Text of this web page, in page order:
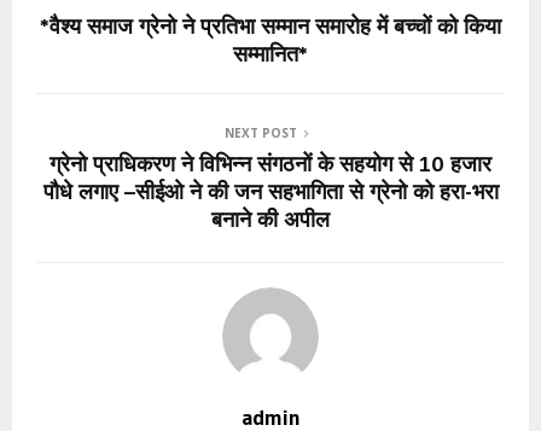
*वैश्य समाज ग्रेनो ने प्रतिभा सम्मान समारोह में बच्चों को किया
सम्मानित*
NEXT POST
ग्रेनो प्राधिकरण ने विभिन्न संगठनों के सहयोग से 10 हजार
पौधे लगाए –सीईओ ने की जन सहभागिता से ग्रेनो को हरा-भरा
बनाने की अपील
admin